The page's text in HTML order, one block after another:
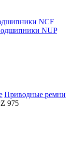
NCF
NUP
Приводные ремни
975